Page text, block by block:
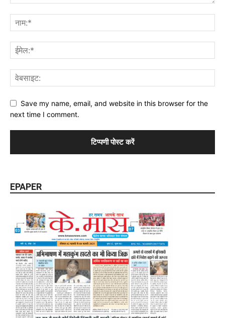
Save my name, email, and website in this browser for the
next time I comment.
EPAPER